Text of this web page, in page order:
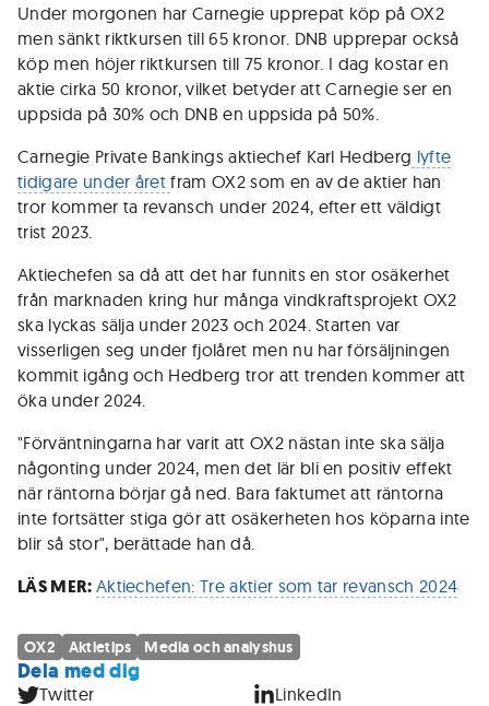
Under morgonen har Carnegie upprepat köp på OX2
men sänkt riktkursen till 65 kronor. DNB upprepar också
köp men höjer riktkursen till 75 kronor. I dag kostar en
aktie cirka 50 kronor, vilket betyder att Carnegie ser en
uppsida på 30% och DNB en uppsida på 50%.
Carnegie Private Bankings aktiechef Karl Hedberg lyfte
tidigare under åretfram OX2 som en av de aktier han
tror kommer ta revansch under 2024, efter ett väldigt
trist 2023.
Aktiechefen sa då att det har funnits en stor osäkerhet
från marknaden kring hur många vindkraftsprojekt OX2
ska lyckas sälja under 2023 och 2024. Starten var
visserligen seg under fjolåret men nu har försäljningen
kommit igång och Hedberg tror att trenden kommer att
öka under 2024.
"Förväntningarna har varit att OX2 nästan inte ska sälja
någonting under 2024, men det lär bli en positiv effekt
när räntorna börjar gå ned. Bara faktumet att räntorna
inte fortsätter stiga gör att osäkerheten hos köparna inte
blir så stor", berättade han då.
LÄS MER: Aktiechefen: Tre aktier som tar revansch 2024
OX2 Aktietips Media och analyshus
Dela med dig
Twitter LinkedIn